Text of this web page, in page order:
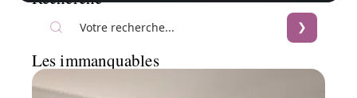
Les immanquables